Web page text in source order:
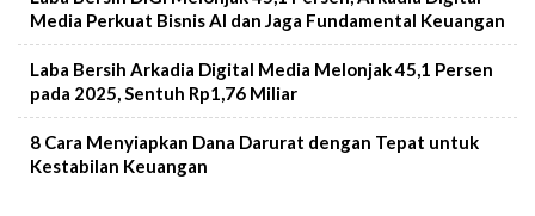
Media Perkuat Bisnis AI dan Jaga Fundamental Keuangan
Laba Bersih Arkadia Digital Media Melonjak 45,1 Persen
pada 2025, Sentuh Rp1,76 Miliar
8 Cara Menyiapkan Dana Darurat dengan Tepat untuk
Kestabilan Keuangan